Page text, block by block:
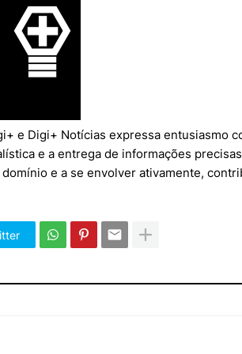
e Digi+ Notícias expressa entusiasmo
e a entrega de informações
e a se envolver ativamente,